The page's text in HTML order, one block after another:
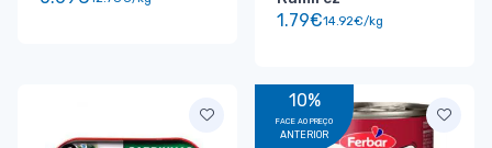
1.79€14.92€/kg
10%
FACE AO PREÇO
ANTERIOR